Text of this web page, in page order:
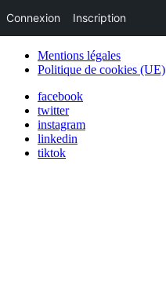
Mentions légales
Politique de cookies (UE)
facebook
twitter
instagram
linkedin
tiktok
Connexion Inscription